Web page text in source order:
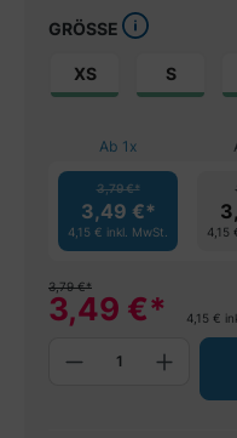
GRÖSSE
XS S
Ab 1 x
3,49 €*
4,15 € inkl. MwSt.
3,79 €*
4,15
3,79€*
3,49 €* 4,15 €
Produkt